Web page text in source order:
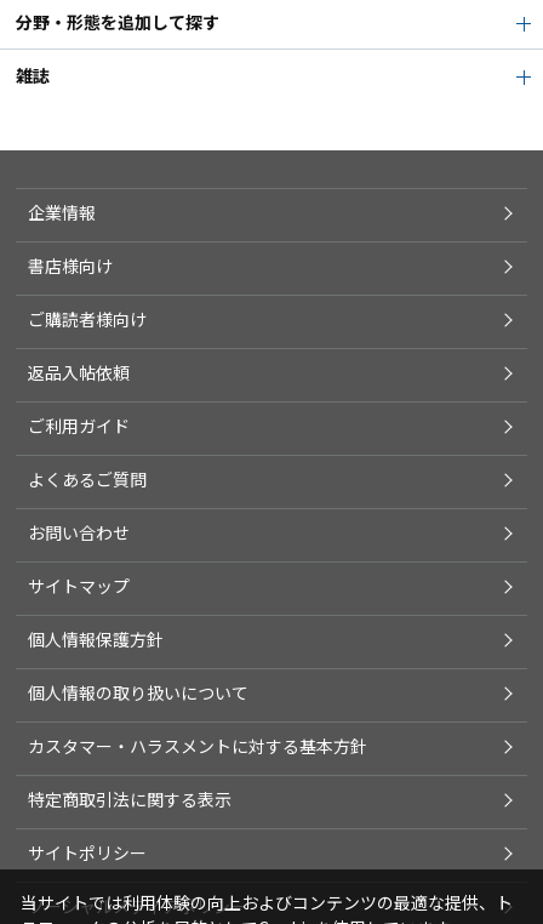
分野・形態を追加して探す
雑誌
企業情報
書店様向け
ご購読者様向け
返品入帖依頼
ご利用ガイド
よくあるご質問
お問い合わせ
サイトマップ
個人情報保護方針
個人情報の取り扱いについて
カスタマー・ハラスメントに対する基本方針
特定商取引法に関する表示
サイトポリシー
ソーシャルメディアポリシー
当サイトでは利用体験の向上およびコンテンツの最適な提供、ト